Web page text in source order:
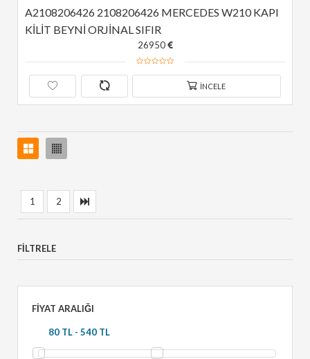
A2108206426 2108206426 MERCEDES W210 KAPI
KİLİT BEYNİ ORJİNAL SIFIR
26950
İNCELE
1 2
FILTRELE
FIYAT ARALIĞI